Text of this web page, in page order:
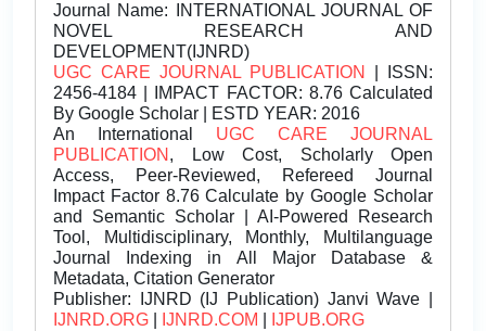
Journal Name: INTERNATIONAL JOURNAL OF
NOVEL RESEARCH AND
DEVELOPMENT(IJNRD)
UGC CARE JOURNAL PUBLICATION
| ISSN:
2456-4184 | IMPACT FACTOR: 8.76 Calculated
By Google Scholar | ESTD YEAR: 2016
An International UGC CARE JOURNAL
PUBLICATION , Low Cost, Scholarly Open
Access, Peer-Reviewed, Refereed Journal
Impact Factor 8.76 Calculate by Google Scholar
and Semantic Scholar | AI-Powered Research
Tool, Multidisciplinary, Monthly, Multilanguage
Journal Indexing in All Major Database &
Metadata, Citation Generator
Publisher: IJNRD (IJ Publication) Janvi Wave |
IJNRD.ORG
IJNRD.COM IJPUB.ORG